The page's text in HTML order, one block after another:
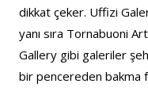
dikkat çeker. Uffizi
yanı sıra Tornabuoni
Gallery gibi galeriler
bir pencereden bakma